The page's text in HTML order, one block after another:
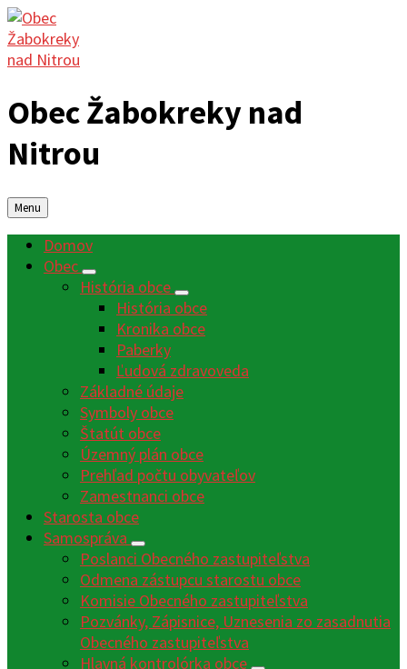
Obec Žabokreky nad
Nitrou
Menu
Domov
Obec
História obce
História obce
Kronika obce
Paberky
Ľudová zdravoveda
Základné údaje
Symboly obce
Štatút obce
Územný plán obce
Prehľad počtu obyvateľov
Zamestnanci obce
Starosta obce
Samospráva
Poslanci Obecného zastupiteľstva
Odmena zástupcu starostu obce
Komisie Obecného zastupiteľstva
Pozvánky, Zápisnice, Uznesenia zo zasadnutia
Obecného zastupiteľstva
Hlavná kontrolórka obce